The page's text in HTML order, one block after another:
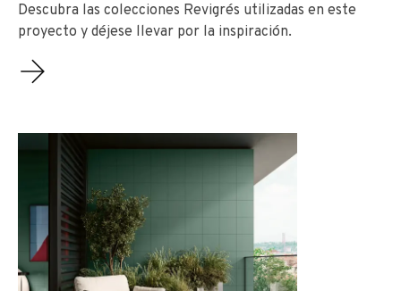
Descubra las colecciones Revigrés utilizadas en este
proyecto y déjese llevar por la inspiración.